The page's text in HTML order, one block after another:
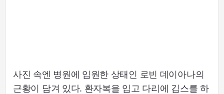
사진 속엔 병원에 입원한 상태인 로빈 데이아나의
근황이 담겨 있다. 환자복을 입고 다리에 깁스를 하